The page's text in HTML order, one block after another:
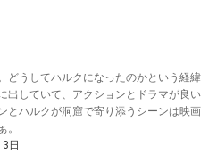
うしてハルクになったのかという経緯
出していて、アクションとドラマが良い
とハルクが洞窟で寄り添うシーンは映画
。
日